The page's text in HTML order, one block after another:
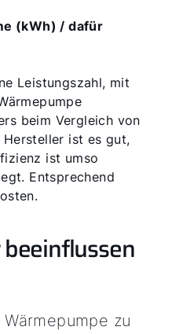
(kWh) / dafür
Leistungszahl, mit
beim Vergleich von
ist es gut,
ist umso
Entsprechend
zu